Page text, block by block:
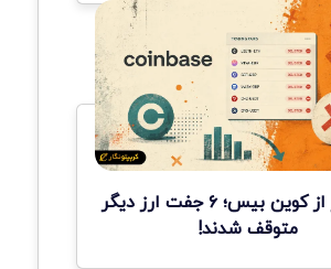
حذف ارز از کوین بیس؛ ۶ جفت ارز دیگر
متوقف شدند!